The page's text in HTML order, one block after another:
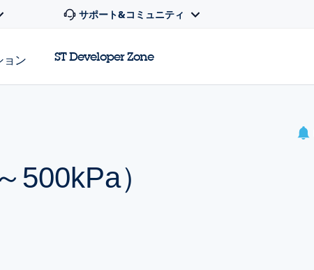
サポート&コミュニティ
ョン ST Developer Zone
500kPa）